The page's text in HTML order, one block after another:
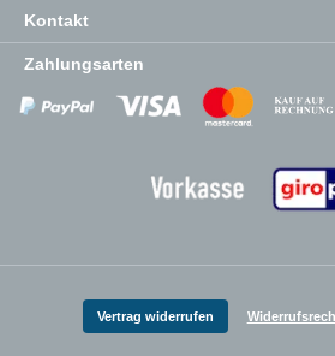
Kontakt
Zahlungsarten
Zahlungsanbieter
Vertrag widerrufen